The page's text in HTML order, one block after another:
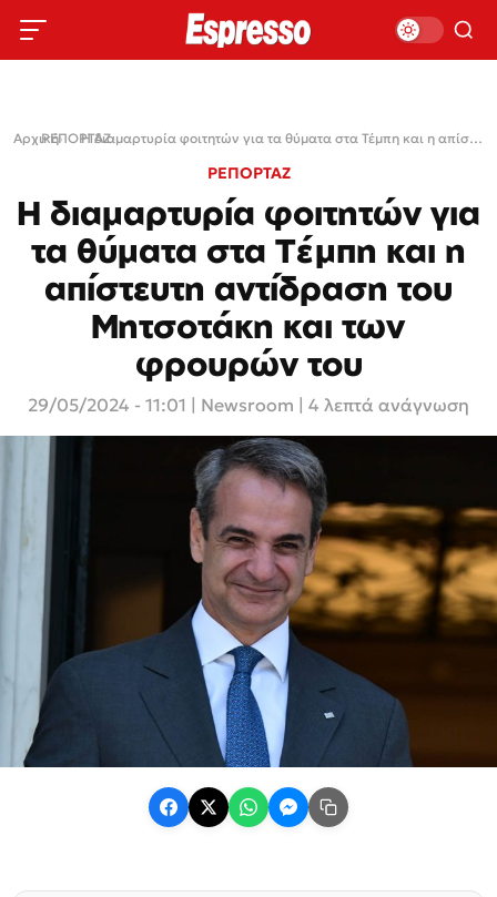
Αρχική›
ΡΕΠΟΡΤΑΖ› Η διαμαρτυρία φοιτητών για τα θύματα στα Τέμπη και η απίστευτη αντίδραση του Μητσοτάκη και των φρουρών του
ΡΕΠΟΡΤΑΖ
Η διαμαρτυρία φοιτητών για
τα θύματα στα Τέμπη και η
απίστευτη αντίδραση του
Μητσοτάκη και των
φρουρών του
29/05/2024 - 11:01 Newsroom | 4 λεπτά ανάγνωση